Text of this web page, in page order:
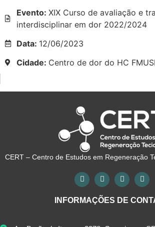
Evento: XIX Curso de avaliação e
interdisciplinar em dor 2022/2024
Data: 12/06/2023
Cidade: Centro de dor do HC
CERT – Centro de Estudos em Regeneração
INFORMAÇÕES DE